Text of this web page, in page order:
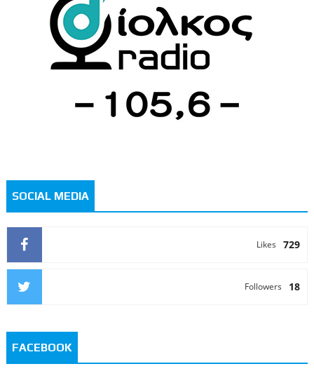
SOCIAL MEDIA
729
Likes
18
Followers
FACEBOOK